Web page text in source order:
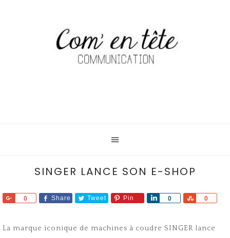
SINGER LANCE SON E-SHOP
0
Share Share Tweet Pin 0
Share 0
Share
La marque iconique de machines à coudre SINGER lance